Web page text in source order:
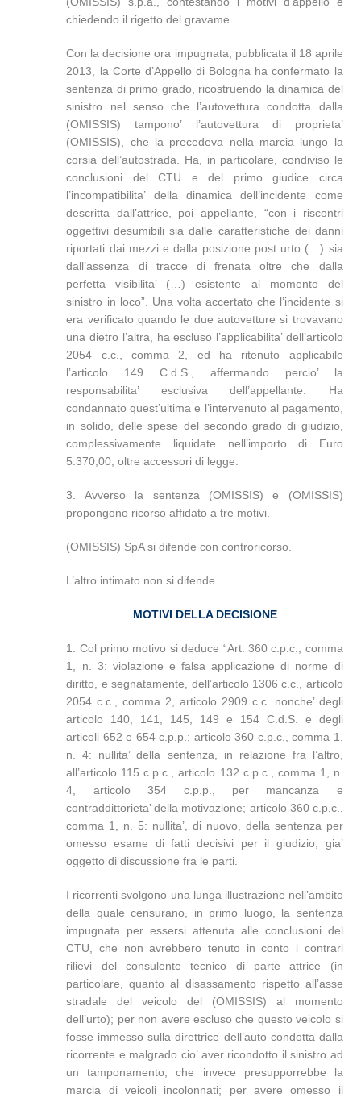
chiedendo il rigetto del gravame.
Con la decisione ora impugnata, pubblicata il 18 aprile
2013, la Corte d’Appello di Bologna ha confermato la
sentenza di primo grado, ricostruendo la dinamica del
sinistro nel senso che l’autovettura condotta dalla
(OMISSIS) tampono’ l’autovettura di proprieta’
(OMISSIS), che la precedeva nella marcia lungo la
corsia dell’autostrada. Ha, in particolare, condiviso le
conclusioni del CTU e del primo giudice circa
l’incompatibilita’ della dinamica dell’incidente come
descritta dall’attrice, poi appellante, “con i riscontri
oggettivi desumibili sia dalle caratteristiche dei danni
riportati dai mezzi e dalla posizione post urto (…) sia
dall’assenza di tracce di frenata oltre che dalla
perfetta visibilita’ (…) esistente al momento del
sinistro in loco”. Una volta accertato che l’incidente si
era verificato quando le due autovetture si trovavano
una dietro l’altra, ha escluso l’applicabilita’ dell’articolo
2054 c.c., comma 2, ed ha ritenuto applicabile
l’articolo 149 C.d.S., affermando percio’ la
responsabilita’ esclusiva dell’appellante. Ha
condannato quest’ultima e l’intervenuto al pagamento,
in solido, delle spese del secondo grado di giudizio,
complessivamente liquidate nell’importo di Euro
5.370,00, oltre accessori di legge.
3. Avverso la sentenza (OMISSIS) e (OMISSIS)
propongono ricorso affidato a tre motivi.
(OMISSIS) SpA si difende con controricorso.
L’altro intimato non si difende.
MOTIVI DELLA DECISIONE
1. Col primo motivo si deduce “Art. 360 c.p.c., comma
1, n. 3: violazione e falsa applicazione di norme di
diritto, e segnatamente, dell’articolo 1306 c.c., articolo
2054 c.c., comma 2, articolo 2909 c.c. nonche’ degli
articolo 140, 141, 145, 149 e 154 C.d.S. e degli
articoli 652 e 654 c.p.p.; articolo 360 c.p.c., comma 1,
n. 4: nullita’ della sentenza, in relazione fra l’altro,
all’articolo 115 c.p.c., articolo 132 c.p.c., comma 1, n.
4, articolo 354 c.p.p., per mancanza e
contraddittorieta’ della motivazione; articolo 360 c.p.c.,
comma 1, n. 5: nullita’, di nuovo, della sentenza per
omesso esame di fatti decisivi per il giudizio, gia’
oggetto di discussione fra le parti.
I ricorrenti svolgono una lunga illustrazione nell’ambito
della quale censurano, in primo luogo, la sentenza
impugnata per essersi attenuta alle conclusioni del
CTU, che non avrebbero tenuto in conto i contrari
rilievi del consulente tecnico di parte attrice (in
particolare, quanto al disassamento rispetto all’asse
stradale del veicolo del (OMISSIS) al momento
dell’urto); per non avere escluso che questo veicolo si
fosse immesso sulla direttrice dell’auto condotta dalla
ricorrente e malgrado cio’ aver ricondotto il sinistro ad
un tamponamento, che invece presupporrebbe la
marcia di veicoli incolonnati; per avere omesso il